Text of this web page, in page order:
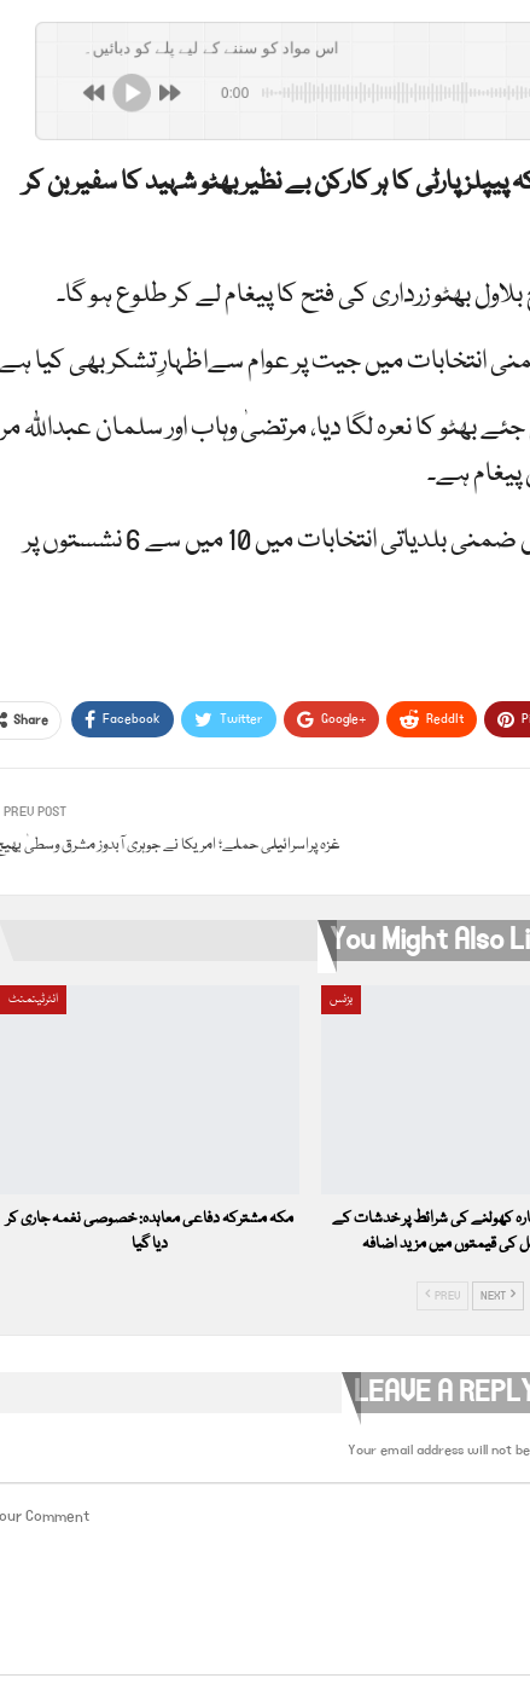
اس مواد کو سننے کے لیے پلے کو دبائیں۔
پارٹی کا ہر کارکن بے نظیر بھٹو شہید کا سفیر بن کر
میں جیت پر عوام سےاظہارِ تشکر بھی کیا
کا نعرہ لگا دیا، مرتضیٰ وہاب اور سلمان عبداللّٰہ
ہے۔
واضح رہے کہ گزشتہ روز پیپلز پارٹی نے کراچی میں ضمنی بلدیاتی انتخابات میں 10 میں سے 6 نشستوں پر
Share Facebook Twitter Google+ ReddIt
PREV POST
غزہ پراسرائیلی حملے؛ امریکا نے جوہری آبدوز مشرق وسطیٰ
You Might Also
انٹرٹینمنٹ
مکہ مشترکہ دفاعی معاہدہ: خصوصی نغمہ جاری کر
دیا گیا
بزنس
کھولنے کی شرائط پر خدشات کے
کی قیمتوں میں مزید اضافہ
PREV NEXT
LEAVE A
Your email address will not